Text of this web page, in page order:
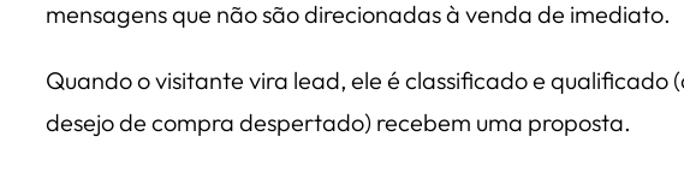
mensagens que não são direcionadas à venda de imediato.
Quando o visitante vira lead, ele é classificado e
desejo de compra despertado) recebem uma proposta.